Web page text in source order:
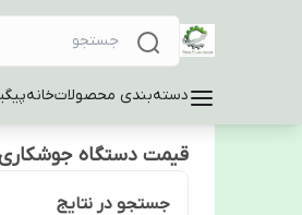
دسته‌بندی محصولاتخانه
قیمت دستگاه جوشکاری
جستجو در نتایج